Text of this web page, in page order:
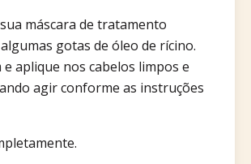
máscara de tratamento
gotas de óleo de rícino.
aplique nos cabelos limpos e
agir conforme as instruções